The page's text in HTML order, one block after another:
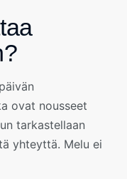
ovat nousseet
tarkastellaan
yhteyttä. Melu ei